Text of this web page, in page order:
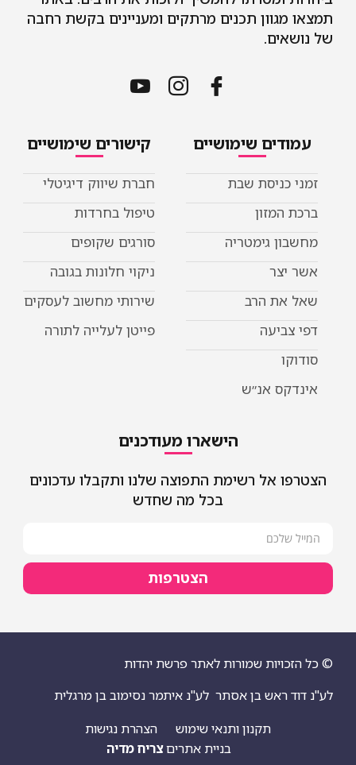
תמצאו מגוון תכנים מרתקים ומעניינים בקשת רחבה
של נושאים.
עמודים שימושיים
זמני כניסת שבת
ברכת המזון
מחשבון גימטריה
אשר יצר
שאל את הרב
דפי צביעה
סודוקו
אינדקס אנ״ש
קישורים שימושיים
חברת שיווק דיגיטלי
טיפול בחרדות
סורגים שקופים
ניקוי חלונות בגובה
שירותי מחשוב לעסקים
פייטן לעלייה לתורה
הישארו מעודכנים
הצטרפו אל רשימת התפוצה שלנו ותקבלו עדכונים
בכל מה שחדש
הצטרפות
© כל הזכויות שמורות לאתר פרשת יהדות
לע"נ דוד ראש בן אסתר לע"נ איתמר נסימוב בן מרגלית
תקנון ותנאי שימוש
הצהרת נגישות
בניית אתריםצריח מדיה